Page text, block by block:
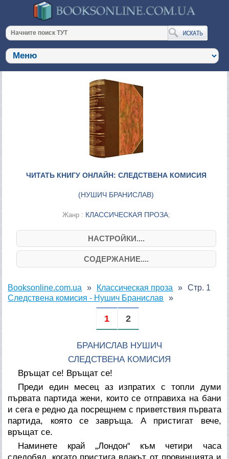
ЧИТАТЬ КНИГУ ОНЛАЙН: СЛЕДСТВЕНА КОМИСИЯ
(НУШИЧ БРАНИСЛАВ)
Жанр : КЛАССИЧЕСКАЯ ПРОЗА;
НАСТРОЙКИ....
СОДЕРЖАНИЕ....
Booksonline.com.ua
Классическая проза
Следствена комисия - Нушич Бранислав
Стр. 1
1 2
БРАНИСЛАВ НУШИЧ
СЛЕДСТВЕНА КОМИСИЯ
Връщат се! Връщат се!
Преди един месец аз изпратих с топли думи
първата партида жени, които се отправиха на бани
и сега е редно да посрещнем с приветствия първата
партида, която се завръща. А пристигат вече,
връщат се.
Наминете край „Лондон“ към четири часа